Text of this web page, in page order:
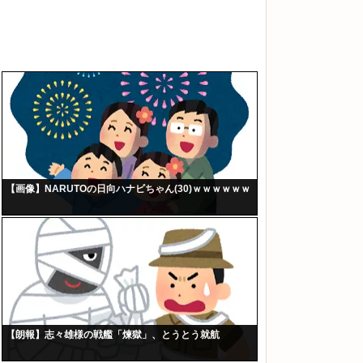
【画像】NARUTOの日向ハナビちゃん(30)ｗｗｗｗｗｗ
【朗報】志々雄様の戦艦「煉獄」、とうとう就航